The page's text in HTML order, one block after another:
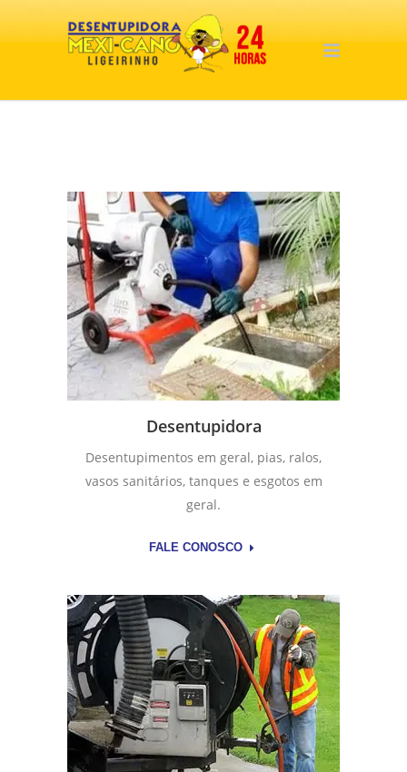
Desentupidora
Desentupimentos em geral, pias, ralos,
vasos sanitários, tanques e esgotos em
geral.
FALE CONOSCO